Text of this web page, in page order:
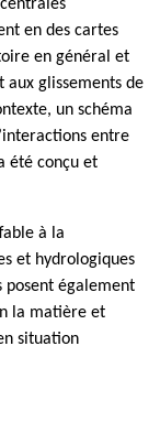
en des cartes
en général et
glissements de
un schéma
entre
été conçu et
à la
et hydrologiques
posent également
la matière et
situation